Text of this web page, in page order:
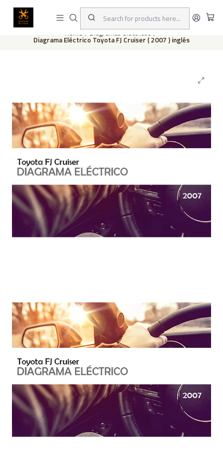
This is the slide text
Home Diagramas eléctricos
Diagrama Eléctrico Toyota FJ Cruiser ( 2007 ) inglés